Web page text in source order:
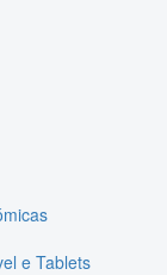
e Tablets